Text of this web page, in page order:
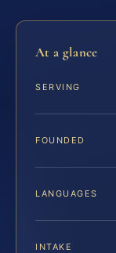
At a glance
SERVING
FOUNDED
LANGUAGES
INTAKE